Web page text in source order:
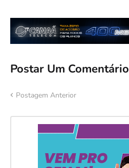
Postar Um Comentário
Postagem Anterior